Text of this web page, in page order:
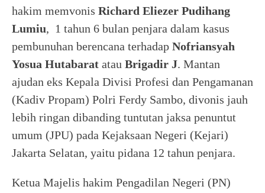
hakim memvonis Richard Eliezer Pudihang
Lumiu, 1 tahun 6 bulan penjara dalam kasus
pembunuhan berencana terhadap Nofriansyah
Yosua Hutabarat atau Brigadir J. Mantan
ajudan eks Kepala Divisi Profesi dan Pengamanan
(Kadiv Propam) Polri Ferdy Sambo, divonis jauh
lebih ringan dibanding tuntutan jaksa penuntut
umum (JPU) pada Kejaksaan Negeri (Kejari)
Jakarta Selatan, yaitu pidana 12 tahun penjara.
Ketua Majelis hakim Pengadilan Negeri (PN)